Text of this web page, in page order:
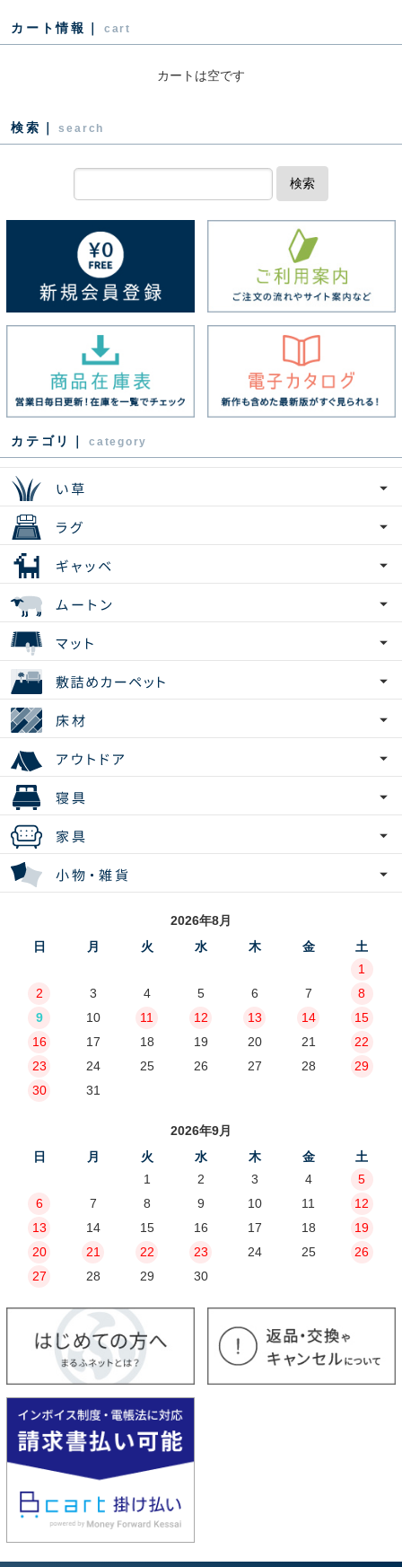
カート情報｜ cart
カートは空です
検索｜ search
検索
カテゴリ｜ category
2026年8月
日
月 火 水 木 金
土
1
2
3 4 5 6 7
8
9
10 11 12 13 14
15
16
17 18 19 20 21
22
23
24 25 26 27 28
29
30
31
2026年9月
日
月 火 水 木 金
土
1
2 3 4
5
6
7 8 9 10 11
12
13
14 15 16 17 18
19
20
21 22 23 24 25
26
27
28 29 30